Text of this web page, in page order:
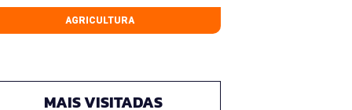
AGRICULTURA
MAIS VISITADAS